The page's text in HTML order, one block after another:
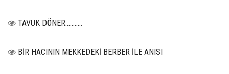
TAVUK DÖNER...........
BİR HACININ MEKKEDEKİ BERBER İLE ANISI